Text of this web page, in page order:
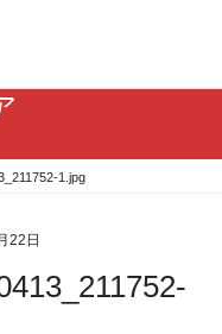
1.jpg
22日